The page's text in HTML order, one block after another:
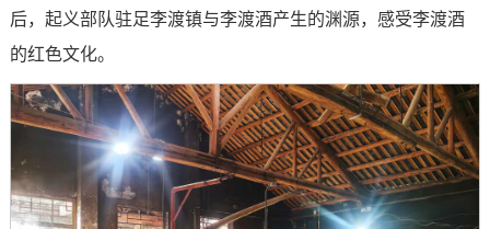
后，起义部队驻足李渡镇与李渡酒产生的渊源，感受李渡酒
的红色文化。